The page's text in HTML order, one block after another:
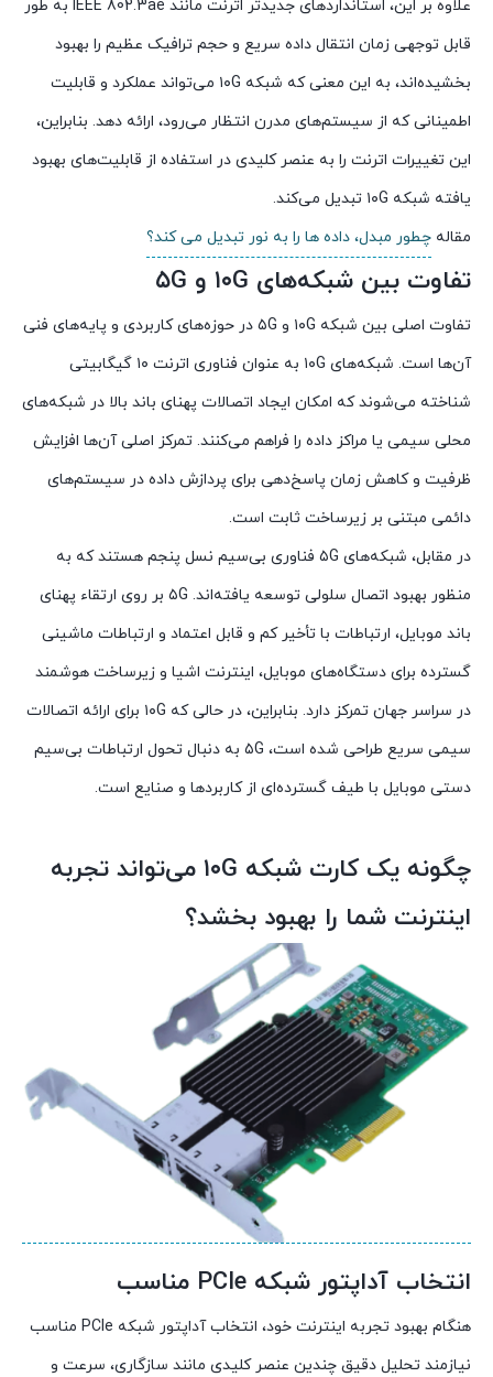
علاوه بر این، استانداردهای جدیدتر اترنت مانند IEEE 802.3ae به طور
قابل توجهی زمان انتقال داده سریع و حجم ترافیک عظیم را بهبود
بخشیده‌اند، به این معنی که شبکه ۱۰G می‌تواند عملکرد و قابلیت
اطمینانی که از سیستم‌های مدرن انتظار می‌رود، ارائه دهد. بنابراین،
این تغییرات اترنت را به عنصر کلیدی در استفاده از قابلیت‌های بهبود
یافته شبکه ۱۰G تبدیل می‌کند.
مقاله چطور مبدل، داده ها را به نور تبدیل می کند؟
تفاوت بین شبکه‌های ۱۰G و ۵G
تفاوت اصلی بین شبکه ۱۰G و ۵G در حوزه‌های کاربردی و پایه‌های فنی
آن‌ها است. شبکه‌های ۱۰G به عنوان فناوری اترنت ۱۰ گیگابیتی
شناخته می‌شوند که امکان ایجاد اتصالات پهنای باند بالا در شبکه‌های
محلی سیمی یا مراکز داده را فراهم می‌کنند. تمرکز اصلی آن‌ها افزایش
ظرفیت و کاهش زمان پاسخ‌دهی برای پردازش داده در سیستم‌های
دائمی مبتنی بر زیرساخت ثابت است.
در مقابل، شبکه‌های ۵G فناوری بی‌سیم نسل پنجم هستند که به
منظور بهبود اتصال سلولی توسعه یافته‌اند. ۵G بر روی ارتقاء پهنای
باند موبایل، ارتباطات با تأخیر کم و قابل اعتماد و ارتباطات ماشینی
گسترده برای دستگاه‌های موبایل، اینترنت اشیا و زیرساخت هوشمند
در سراسر جهان تمرکز دارد. بنابراین، در حالی که ۱۰G برای ارائه اتصالات
سیمی سریع طراحی شده است، ۵G به دنبال تحول ارتباطات بی‌سیم
دستی موبایل با طیف گسترده‌ای از کاربردها و صنایع است.
چگونه یک کارت شبکه ۱۰G می‌تواند تجربه
اینترنت شما را بهبود بخشد؟
انتخاب آداپتور شبکه PCIe مناسب
هنگام بهبود تجربه اینترنت خود، انتخاب آداپتور شبکه PCIe مناسب
نیازمند تحلیل دقیق چندین عنصر کلیدی مانند سازگاری، سرعت و